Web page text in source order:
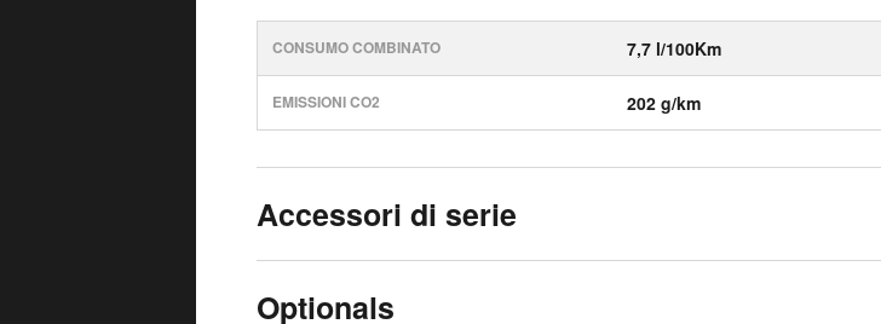
CONSUMO COMBINATO 7,7 l/100Km
EMISSIONI CO2 202 g/km
Accessori di serie
Optionals